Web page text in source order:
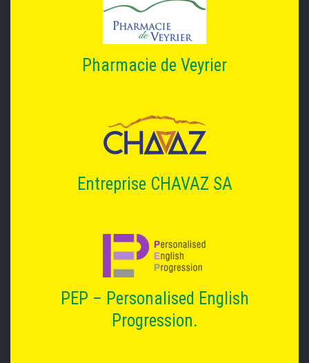
Pharmacie de Veyrier
Entreprise CHAVAZ SA
PEP – Personalised English
Progression.